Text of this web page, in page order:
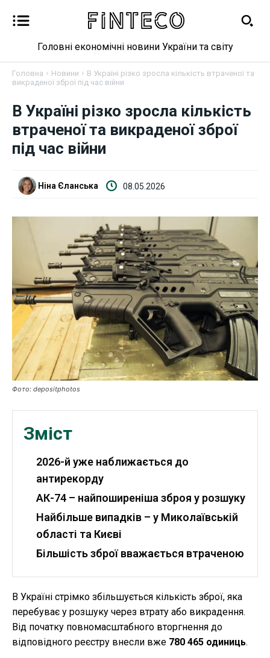
Новини
Фінанси
Валютний ринок
Криптовалюта
Робота і освіта
Публікації
ФОП
Курс валют
Головні економічні новини України та світу
Головна Новини
В Україні різко зросла кількість втраченої та
викраденої зброї під час війни
В Україні різко зросла кількість
втраченої та викраденої зброї
під час війни
Ніна Єланська 08.05.2026
Фото: depositphotos
Зміст
2026-й уже наближається до
антирекорду
АК-74 – найпоширеніша зброя у розшуку
Найбільше випадків – у Миколаївській
області та Києві
Більшість зброї вважається втраченою
В Україні стрімко збільшується кількість зброї, яка
перебуває у розшуку через втрату або викрадення.
Від початку повномасштабного вторгнення до
відповідного реєстру внесли вже 780 465 одиниць.